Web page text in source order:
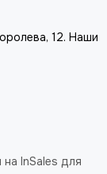
12. Наши
InSales для